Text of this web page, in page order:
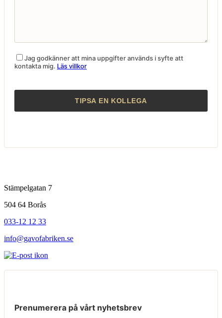
Jag godkänner att mina uppgifter används i syfte att
kontakta mig. Läs villkor
Stämpelgatan 7
504 64 Borås
033-12 12 33
info@gavofabriken.se
Prenumerera på vårt nyhetsbrev